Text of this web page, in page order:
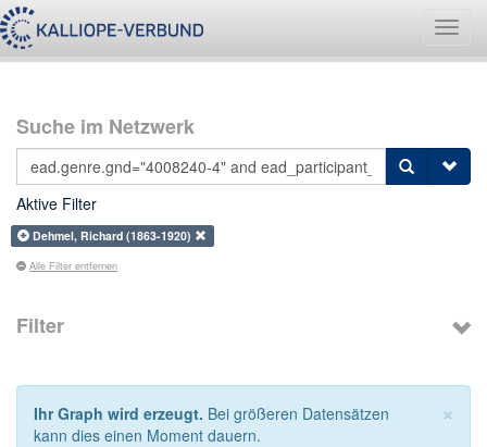
Suche im Netzwerk
Aktive Filter
Dehmel, Richard (1863-1920)
Alle Filter entfernen
Filter
×
Ihr Graph wird erzeugt. Bei größeren Datensätzen
kann dies einen Moment dauern.